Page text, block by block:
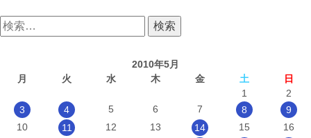
検
索:
2010年5月
月
火 水 木 金 土
日
1
2
3
4 5 6 7 8
9
10
11 12 13 14 15
16